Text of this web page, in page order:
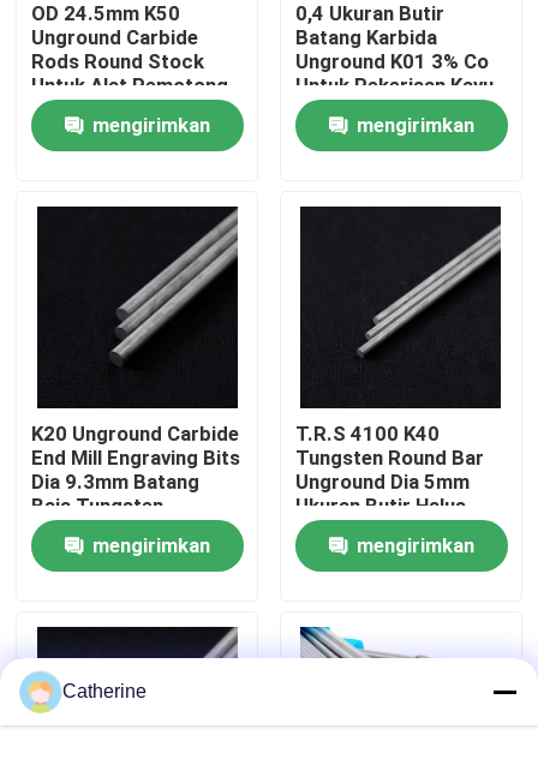
Rumah
Produk
Tentang kami
Tur Pabrik
Kontrol kualitas
Hubungi kami
Berita
batang tungsten karbida
OD 24.5mm K50
Unground Carbide
Rods Round Stock
Untuk Alat Pemotong
Berkecepatan Tinggi
mengirimkan
0,4 Ukuran Butir
Batang Karbida
Unground K01 3% Co
Untuk Pekerjaan Kayu
mengirimkan
K20 Unground Carbide
End Mill Engraving Bits
Dia 9.3mm Batang
Baja Tungsten
mengirimkan
T.R.S 4100 K40
Tungsten Round Bar
Unground Dia 5mm
Ukuran Butir Halus
mengirimkan
Catherine